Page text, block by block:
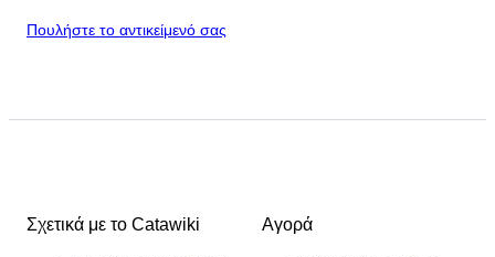
Πουλήστε το αντικείμενό σας
Σχετικά με το Catawiki Αγορά